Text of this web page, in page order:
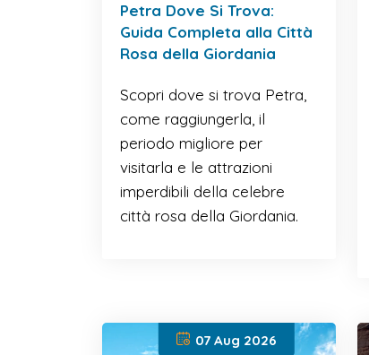
Petra Dove Si Trova:
Guida Completa alla Città
Rosa della Giordania
Scopri dove si trova Petra,
come raggiungerla, il
periodo migliore per
visitarla e le attrazioni
imperdibili della celebre
città rosa della Giordania.
07 Aug 2026